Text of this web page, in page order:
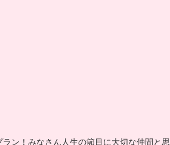
ン！みなさん人生の節目に大切な仲間と